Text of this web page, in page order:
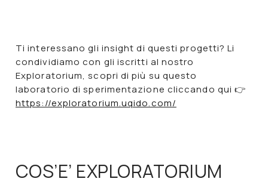
Ti interessano gli insight di questi progetti? Li
condividiamo con gli iscritti al nostro
Exploratorium, scopri di più su questo
laboratorio di sperimentazione cliccando qui👉
https://exploratorium.uqido.com/
COS’E’ EXPLORATORIUM